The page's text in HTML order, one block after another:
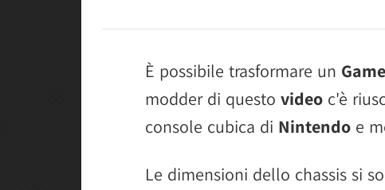
È possibile trasformare un
modder di questo video c'è
console cubica di Nintendo e
Le dimensioni dello chassis si